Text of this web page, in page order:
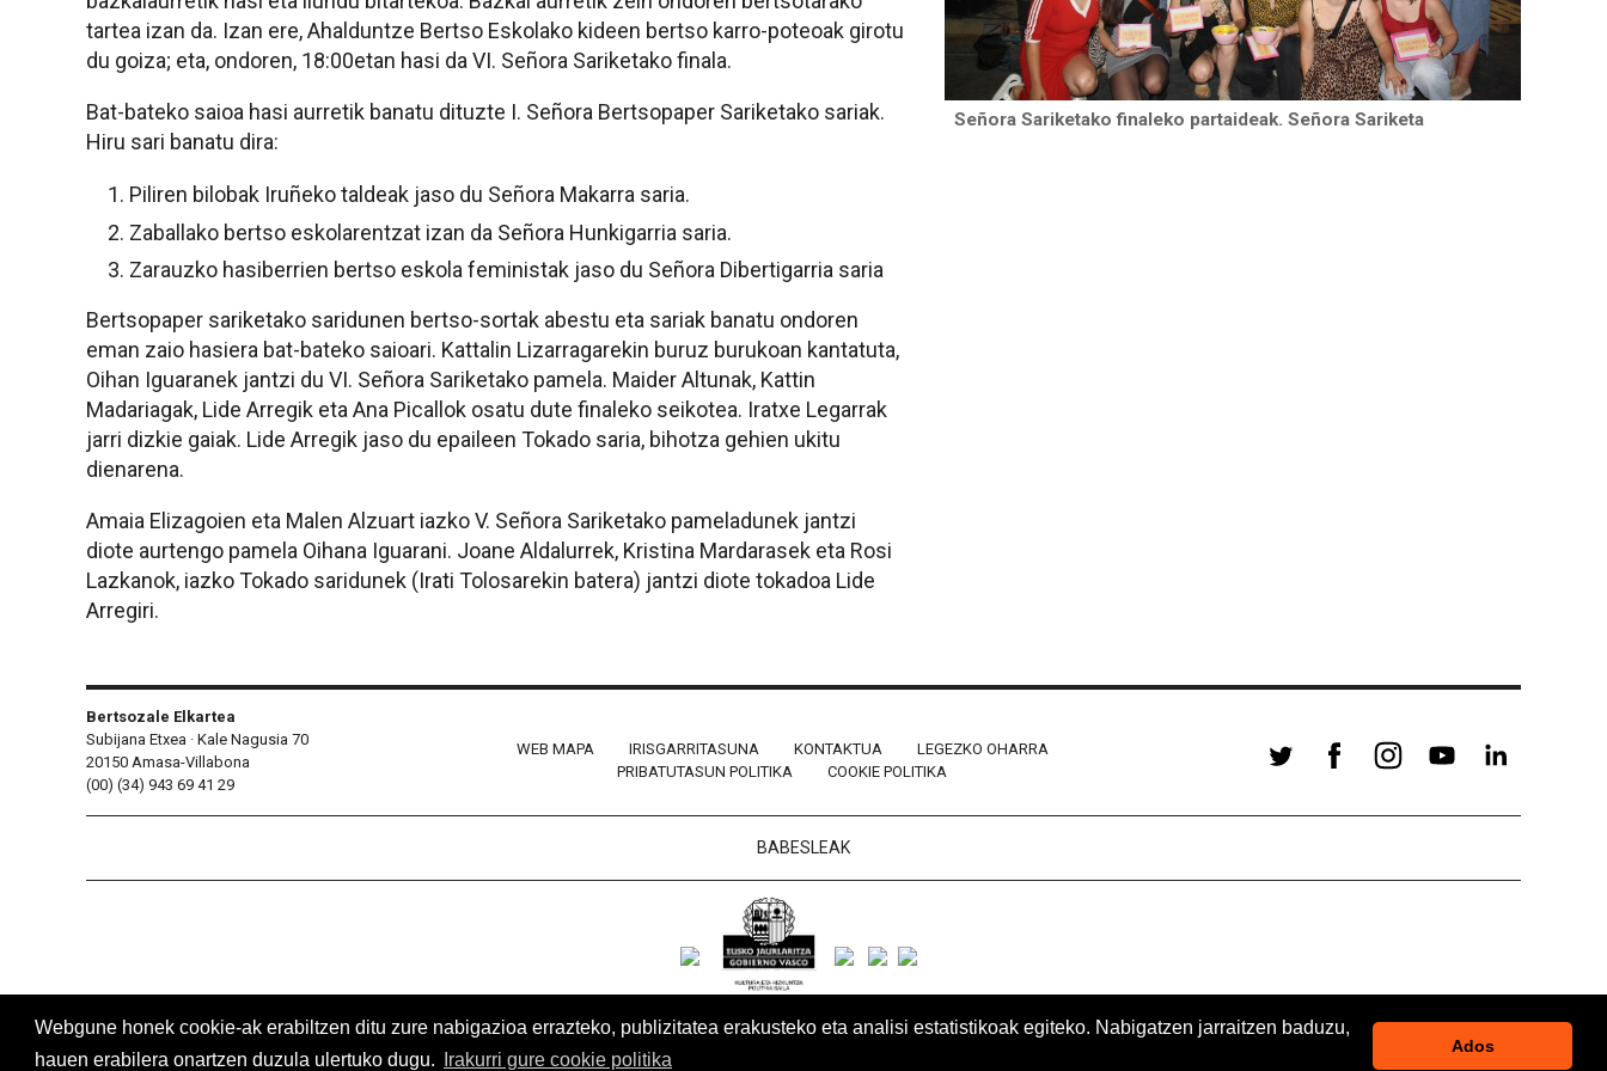
Webgune honek cookie-ak erabiltzen ditu zure nabigazioa errazteko, publizitatea erakusteko eta analisi estatistikoak egiteko. Nabigatzen jarraitzen baduzu,
hauen erabilera onartzen duzula ulertuko dugu.
Irakurri gure cookie politika
Ados
tartea izan da. Izan ere, Ahalduntze Bertso Eskolako kideen bertso karro-poteoak girotu
du goiza; eta, ondoren, 18:00etan hasi da VI. Señora Sariketako finala.
Bat-bateko saioa hasi aurretik banatu dituzte I. Señora Bertsopaper Sariketako sariak.
Hiru sari banatu dira:
Piliren bilobak Iruñeko taldeak jaso du Señora Makarra saria.
Zaballako bertso eskolarentzat izan da Señora Hunkigarria saria.
Zarauzko hasiberrien bertso eskola feministak jaso du Señora Dibertigarria saria
Bertsopaper sariketako saridunen bertso-sortak abestu eta sariak banatu ondoren
eman zaio hasiera bat-bateko saioari. Kattalin Lizarragarekin buruz burukoan kantatuta,
Oihan Iguaranek jantzi du VI. Señora Sariketako pamela. Maider Altunak, Kattin
Madariagak, Lide Arregik eta Ana Picallok osatu dute finaleko seikotea. Iratxe Legarrak
jarri dizkie gaiak. Lide Arregik jaso du epaileen Tokado saria, bihotza gehien ukitu
dienarena.
Amaia Elizagoien eta Malen Alzuart iazko V. Señora Sariketako pameladunek jantzi
diote aurtengo pamela Oihana Iguarani. Joane Aldalurrek, Kristina Mardarasek eta Rosi
Lazkanok, iazko Tokado saridunek (Irati Tolosarekin batera) jantzi diote tokadoa Lide
Arregiri.
Señora Sariketako finaleko partaideak. Señora Sariketa
Bertsozale Elkartea
Subijana Etxea · Kale Nagusia 70
20150 Amasa-Villabona
(00) (34) 943 69 41 29
WEB MAPA IRISGARRITASUNA KONTAKTUA
LEGEZKO OHARRA
PRIBATUTASUN POLITIKA
COOKIE POLITIKA
BABESLEAK